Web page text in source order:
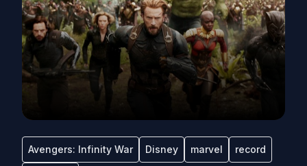
Avengers: Infinity War Disney marvel record